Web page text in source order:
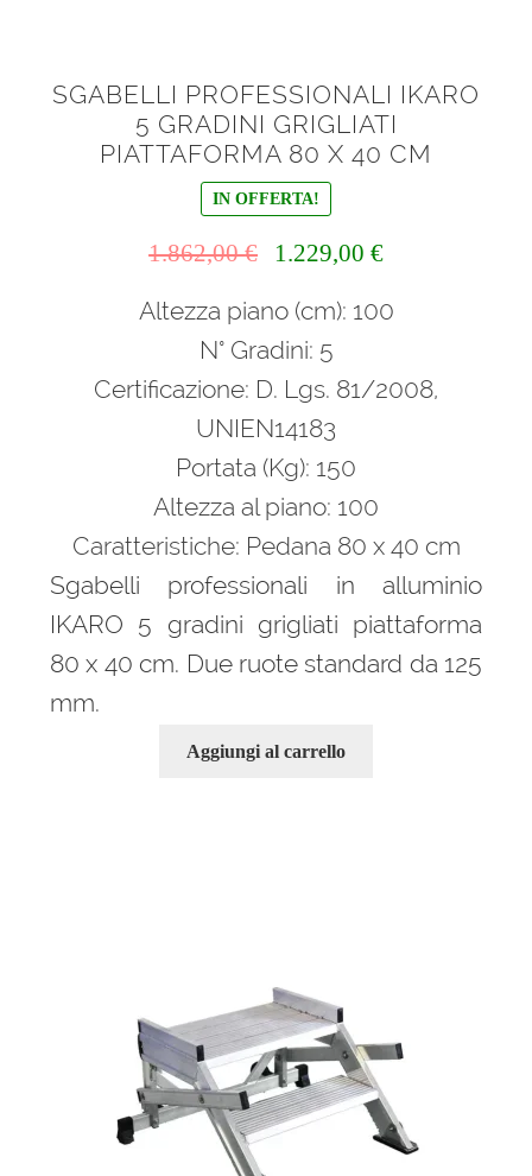
SGABELLI PROFESSIONALI IKARO
5 GRADINI GRIGLIATI
PIATTAFORMA 80 X 40 CM
IN OFFERTA!
1.862,00€
originale
era:
1.862,00 €.
1.229,00 €Il
attuale
Altezza piano (cm): 100
N° Gradini: 5
Certificazione: D. Lgs. 81/2008,
UNIEN14183
Portata (Kg): 150
Altezza al piano: 100
Caratteristiche: Pedana 80 x 40 cm
Sgabelli professionali in alluminio
IKARO 5 gradini grigliati piattaforma
80 x 40 cm. Due ruote standard da 125
mm.
Aggiungi al carrello